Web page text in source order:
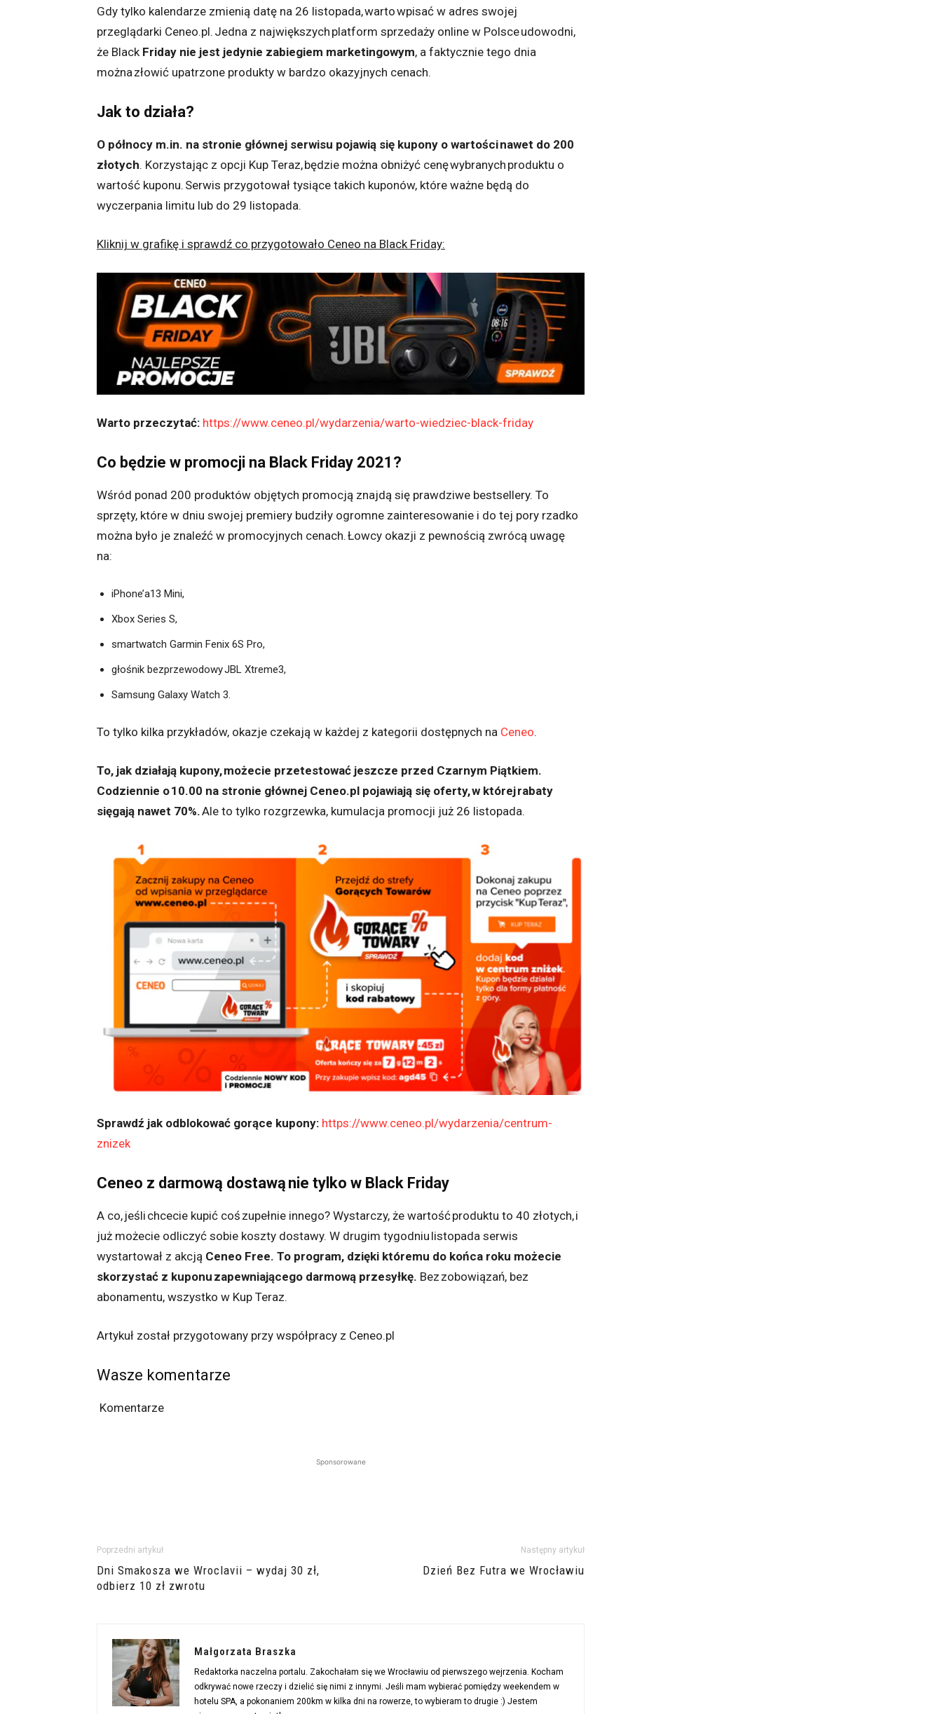
Gdy tylko kalendarze zmienią datę na 26 listopada, warto wpisać w adres swojej
przeglądarki Ceneo.pl. Jedna z największych platform sprzedaży online w Polsce udowodni,
że Black Friday nie jest jedynie zabiegiem marketingowym, a faktycznie tego dnia
można złowić upatrzone produkty w bardzo okazyjnych cenach.
Jak to działa?
O północy m.in. na stronie głównej serwisu pojawią się kupony o wartości nawet do 200
złotych. Korzystając z opcji Kup Teraz, będzie można obniżyć cenę wybranych produktu o
wartość kuponu. Serwis przygotował tysiące takich kuponów, które ważne będą do
wyczerpania limitu lub do 29 listopada.
Kliknij w grafikę i sprawdź co przygotowało Ceneo na Black Friday:
Warto przeczytać: https://www.ceneo.pl/wydarzenia/warto-wiedziec-black-friday
Co będzie w promocji na Black Friday 2021?
Wśród ponad 200 produktów objętych promocją znajdą się prawdziwe bestsellery. To
sprzęty, które w dniu swojej premiery budziły ogromne zainteresowanie i do tej pory rzadko
można było je znaleźć w promocyjnych cenach. Łowcy okazji z pewnością zwrócą uwagę
na:
iPhone’a13 Mini,
Xbox Series S,
smartwatch Garmin Fenix 6S Pro,
głośnik bezprzewodowy JBL Xtreme3,
Samsung Galaxy Watch 3.
To tylko kilka przykładów, okazje czekają w każdej z kategorii dostępnych na Ceneo.
To, jak działają kupony, możecie przetestować jeszcze przed Czarnym Piątkiem.
Codziennie o 10.00 na stronie głównej Ceneo.pl pojawiają się oferty, w której rabaty
sięgają nawet 70%.Ale to tylko rozgrzewka, kumulacja promocji już 26 listopada.
Sprawdź jak odblokować gorące kupony: https://www.ceneo.pl/wydarzenia/centrum-
znizek
Ceneo z darmową dostawą nie tylko w Black Friday
A co, jeśli chcecie kupić coś zupełnie innego? Wystarczy, że wartość produktu to 40 złotych, i
już możecie odliczyć sobie koszty dostawy. W drugim tygodniu listopada serwis
wystartował z akcją Ceneo Free. To program, dzięki któremu do końca roku możecie
skorzystać z kuponu zapewniającego darmową przesyłkę. Bez zobowiązań, bez
abonamentu, wszystko w Kup Teraz.
Artykuł został przygotowany przy współpracy z Ceneo.pl
Wasze komentarze
Komentarze
Sponsorowane
Poprzedni artykuł
Dni Smakosza we Wroclavii – wydaj 30 zł,
odbierz 10 zł zwrotu
Następny artykuł
Dzień Bez Futra we Wrocławiu
Małgorzata Braszka
Redaktorka naczelna portalu. Zakochałam się we Wrocławiu od pierwszego wejrzenia. Kocham
odkrywać nowe rzeczy i dzielić się nimi z innymi. Jeśli mam wybierać pomiędzy weekendem w
hotelu SPA, a pokonaniem 200km w kilka dni na rowerze, to wybieram to drugie :) Jestem